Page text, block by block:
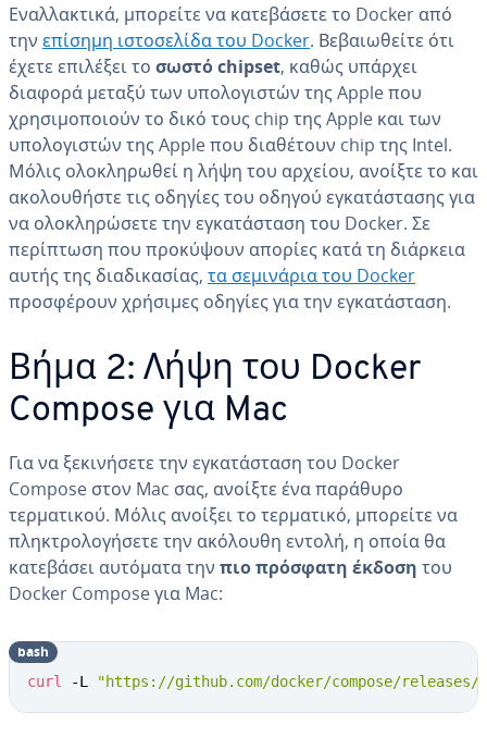
Εναλλακτικά, μπορείτε να κατεβάσετε το Docker από
την επίσημη ιστοσελίδα του Docker. Βεβαιωθείτε ότι
έχετε επιλέξει το σωστό chipset, καθώς υπάρχει
διαφορά μεταξύ των υπολογιστών της Apple που
χρησιμοποιούν το δικό τους chip της Apple και των
υπολογιστών της Apple που διαθέτουν chip της Intel.
Μόλις ολοκληρωθεί η λήψη του αρχείου, ανοίξτε το και
ακολουθήστε τις οδηγίες του οδηγού εγκατάστασης για
να ολοκληρώσετε την εγκατάσταση του Docker. Σε
περίπτωση που προκύψουν απορίες κατά τη διάρκεια
αυτής της διαδικασίας, τα σεμινάρια του Docker
προσφέρουν χρήσιμες οδηγίες για την εγκατάσταση.
Βήμα 2: Λήψη του Docker
Compose για Mac
Για να ξεκινήσετε την εγκατάσταση του Docker
Compose στον Mac σας, ανοίξτε ένα παράθυρο
τερματικού. Μόλις ανοίξει το τερματικό, μπορείτε να
πληκτρολογήσετε την ακόλουθη εντολή, η οποία θα
κατεβάσει αυτόματα την πιο πρόσφατη έκδοση του
Docker Compose για Mac:
curl -L "https://github.com/docker/compose/releases/
bash